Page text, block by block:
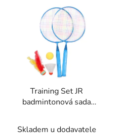
Training Set JR
badmintonová sada
Skladem u dodavatele